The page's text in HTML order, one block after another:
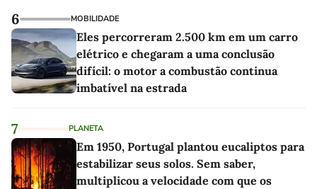
6 MOBILIDADE
Eles percorreram 2.500 km em um carro
elétrico e chegaram a uma conclusão
difícil: o motor a combustão continua
imbatível na estrada
7 PLANETA
Em 1950, Portugal plantou eucaliptos para
estabilizar seus solos. Sem saber,
multiplicou a velocidade com que os